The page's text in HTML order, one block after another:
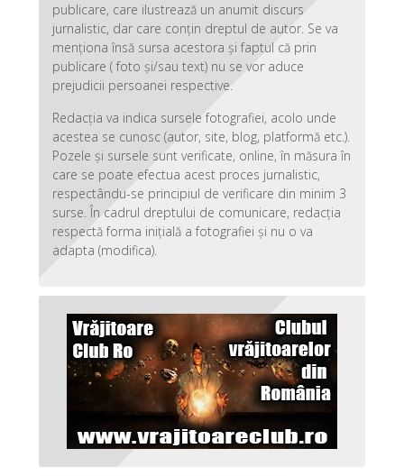
publicare, care ilustrează un anumit discurs
jurnalistic, dar care conțin dreptul de autor. Se va
menționa însă sursa acestora și faptul că prin
publicare ( foto și/sau text) nu se vor aduce
prejudicii persoanei respective.
Redacția va indica sursele fotografiei, acolo unde
acestea se cunosc (autor, site, blog, platformă etc.).
Pozele și sursele sunt verificate, online, în măsura în
care se poate efectua acest proces jurnalistic,
respectându-se principiul de verificare din minim 3
surse. În cadrul dreptului de comunicare, redacția
respectă forma inițială a fotografiei și nu o va
adapta (modifica).